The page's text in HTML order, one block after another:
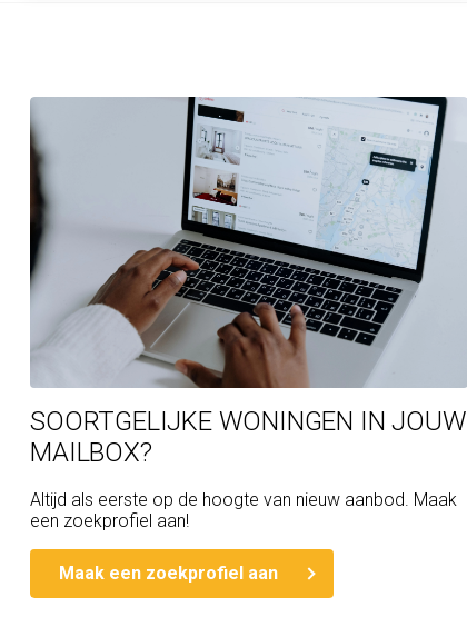
SOORTGELIJKE WONINGEN IN JOUW
MAILBOX?
Altijd als eerste op de hoogte van nieuw aanbod. Maak
een zoekprofiel aan!
Maak een zoekprofiel aan